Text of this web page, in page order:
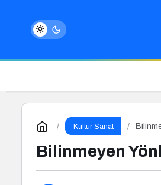
Kültür Sanat
Bilinmeyen